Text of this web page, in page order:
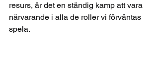
resurs, är det en ständig kamp att vara
närvarande i alla de roller vi förväntas
spela.